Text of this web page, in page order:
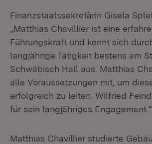
Finanzstaatssekretärin Gisela
„Matthias Chavillier ist eine
Führungskraft und kennt sich
langjährige Tätigkeit bestens am
Schwäbisch Hall aus. Matthias
alle Voraussetzungen mit, um
erfolgreich zu leiten. Wilfried
für sein langjähriges Engagement.“
Matthias Chavillier studierte